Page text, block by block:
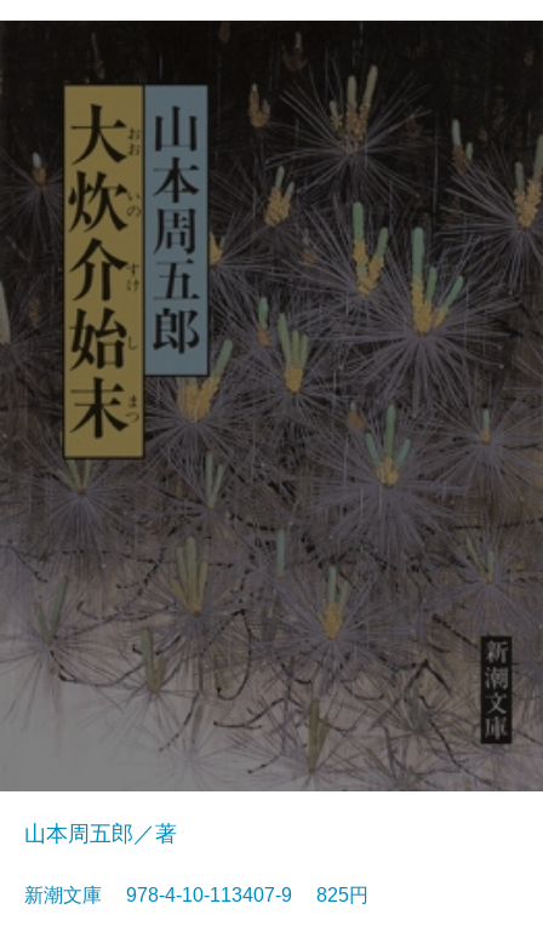
山本周五郎／著
新潮文庫 978-4-10-113407-9 825円